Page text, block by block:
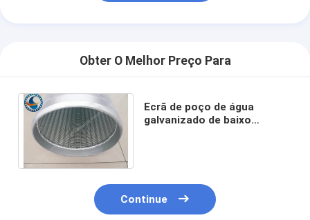
Obter O Melhor Preço Para
Ecrã de poço de água
galvanizado de baixo
Continue